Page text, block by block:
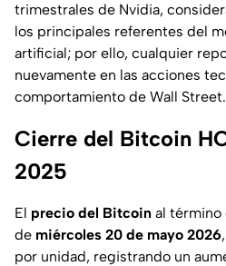
trimestrales de Nvidia,
los principales referentes del
artificial; por ello, cualquier
nuevamente en las acciones
comportamiento de Wall Street.
Cierre del Bitcoin
2025
El precio del Bitcoin al término
de miércoles 20 de mayo 2026
por unidad, registrando un